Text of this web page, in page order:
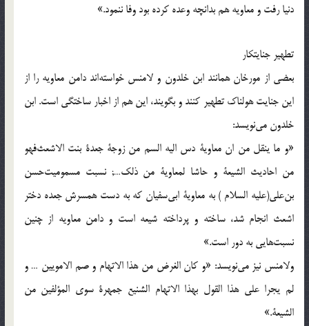
دنيا رفت و معاويه هم بدانچه وعده كرده بود وفا ننمود.»
تطهير جنايتكار
بعضى از مورخان همانند ابن خلدون و لامنس خواسته‌اند دامن معاويه را از
اين جنايت هولناك تطهير كنند و بگويند، اين هم از اخبار ساختگى است. ابن
خلدون مى‌نويسد:
«و ما ينقل من ان معاوية دس اليه السم من زوجة جعدة بنت الاشعث‌فهو
من احاديث الشيعة و حاشا لمعاوية من ذلك…; نسبت مسموميت‌حسن
بن‌على(علیه السلام )‌ به معاوية ابى‌سفيان كه به دست همسرش جعده دختر
اشعث انجام شد، ساخته و پرداخته شيعه است و دامن معاويه از چنين
نسبت‌هايى به دور است.»
ولامنس نيز مى‌نويسد: «و كان الغرض من هذا الاتهام و صم الامويين … و
لم يجرا على هذا القول بهذا الاتهام الشنيع جمهرة سوى المؤلفين من
الشيعة.»